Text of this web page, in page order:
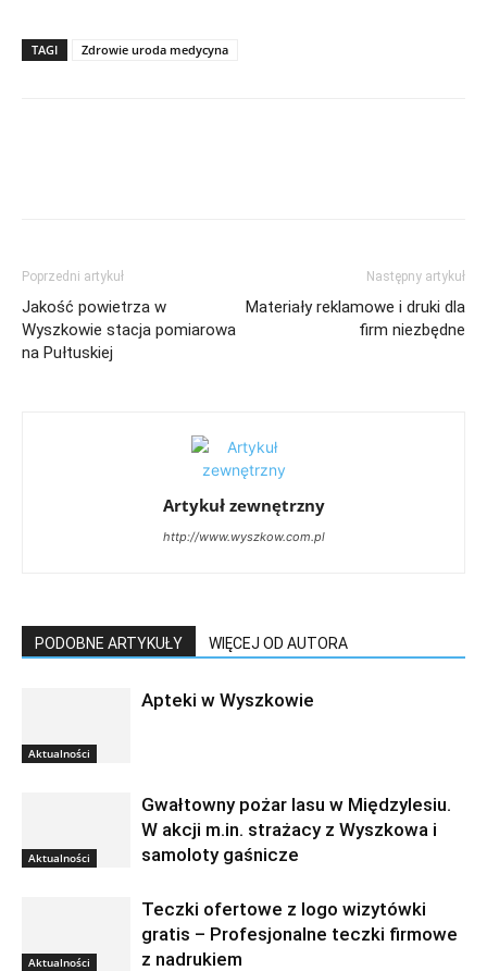
TAGI Zdrowie uroda medycyna
Poprzedni artykuł
Jakość powietrza w
Wyszkowie stacja pomiarowa
na Pułtuskiej
Następny artykuł
Materiały reklamowe i druki dla
firm niezbędne
Artykuł zewnętrzny
http://www.wyszkow.com.pl
PODOBNE ARTYKUŁY WIĘCEJ OD AUTORA
Aktualności
Apteki w Wyszkowie
Aktualności
Gwałtowny pożar lasu w Międzylesiu.
W akcji m.in. strażacy z Wyszkowa i
samoloty gaśnicze
Aktualności
Teczki ofertowe z logo wizytówki
gratis – Profesjonalne teczki firmowe
z nadrukiem